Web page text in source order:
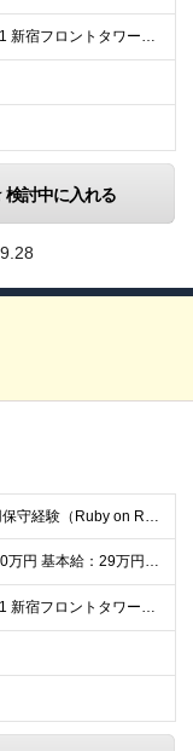
東京都新宿区北新宿2-21-1 新宿フロントタワー（18階受付） (変更の範囲)上記を除く当社関連勤務地
検討中に入れる
■Webサービス開発・運用保守経験（Ruby on Rails/Flask/Laravel等、1.5年以上） ■Linux系OSでの開発経験（1年以上） ■RDB（PostgreSQL/Oracle/
■想定年収：490万円～750万円 基本給：29万円～40万円（経験・能力により決定、上限応相談） 残業代：1分単位で別途支給 昇給：年2回（4月・10月） 賞与：年2回（6月・12月） ■試用期間
東京都新宿区北新宿2-21-1 新宿フロントタワー（18階受付） (変更の範囲)上記を除く当社関連勤務地